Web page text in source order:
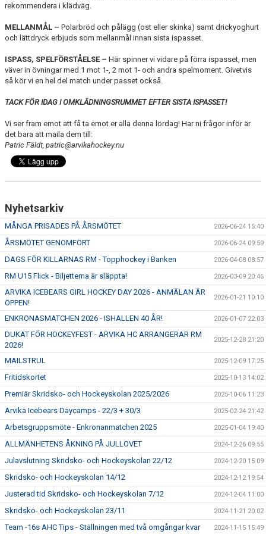
rekommendera i klädväg.
MELLANMÅL – Polarbröd och pålägg (ost eller skinka) samt drickyoghurt
och lättdryck erbjuds som mellanmål innan sista ispasset.
ISPASS, SPELFÖRSTÅELSE – Här spinner vi vidare på förra ispasset, men
väver in övningar med 1 mot 1-, 2 mot 1- och andra spelmoment. Givetvis
så kör vi en hel del match under passet också.
TACK FÖR IDAG I OMKLÄDNINGSRUMMET EFTER SISTA ISPASSET!
Vi ser fram emot att få ta emot er alla denna lördag! Har ni frågor inför är
det bara att maila dem till:
Patric Fäldt, patric@arvikahockey.nu
Nyhetsarkiv
MÅNGA PRISADES PÅ ÅRSMÖTET 2026-06-24 15:40
ÅRSMÖTET GENOMFÖRT 2026-06-24 09:59
DAGS FÖR KILLARNAS RM - Topphockey i Banken 2026-04-08 08:57
RM U15 Flick - Biljetterna är släppta! 2026-03-09 20:46
ARVIKA ICEBEARS GIRL HOCKEY DAY 2026 - ANMÄLAN ÄR
ÖPPEN!
2026-01-21 10:10
ENKRONASMATCHEN 2026 - ISHALLEN 40 ÅR! 2026-01-07 22:03
DUKAT FÖR HOCKEYFEST - ARVIKA HC ARRANGERAR RM
2026!
2025-12-28 21:20
MAILSTRUL 2025-12-09 17:25
Fritidskortet 2025-10-13 14:02
Premiär Skridsko- och Hockeyskolan 2025/2026 2025-10-06 11:23
Arvika Icebears Daycamps - 22/3 + 30/3 2025-02-24 21:42
Arbetsgruppsmöte - Enkronanmatchen 2025 2025-01-04 19:40
ALLMÄNHETENS ÅKNING PÅ JULLOVET 2024-12-26 09:55
Julavslutning Skridsko- och Hockeyskolan 22/12 2024-12-20 15:09
Skridsko- och Hockeyskolan 14/12 2024-12-12 19:54
Justerad tid Skridsko- och Hockeyskolan 7/12 2024-12-04 11:00
Skridsko- och Hockeyskolan 23/11 2024-11-21 20:02
Team -16s AHC Tips - Ställningen med två omgångar kvar 2024-11-15 15:49